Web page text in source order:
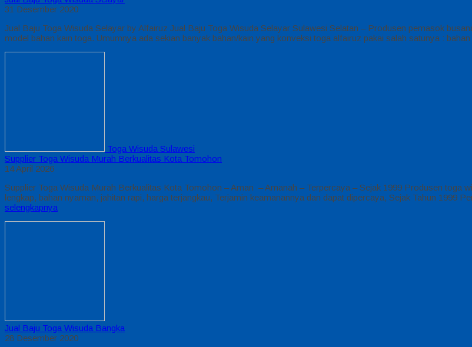
31 Desember 2020
Jual Baju Toga Wisuda Selayar by Alfairuz Jual Baju Toga Wisuda Selayar Sulawesi Selatan – Produsen pemasok
model bahan kain toga. Umumnya ada sekian banyak bahan/kain yang konveksi toga alfairuz pakai salah satunya :
Toga Wisuda Sulawesi
Supplier Toga Wisuda Murah Berkualitas Kota Tomohon
14 April 2026
Supplier Toga Wisuda Murah Berkualitas Kota Tomohon – Aman – Amanah – Terpercaya – Sejak 1999 Produsen toga
lengkap, bahan nyaman, jahitan rapi, harga terjangkau, Terjamin keamanannya dan dapat dipercaya, Sejak Tahun 1999
selengkapnya
Jual Baju Toga Wisuda Bangka
28 Desember 2020